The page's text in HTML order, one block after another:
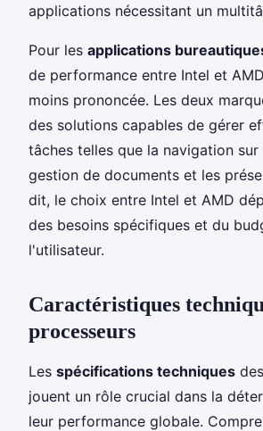
applications nécessitant un
Pour les applications
de performance entre Intel et
moins prononcée. Les deux
des solutions capables de gérer
tâches telles que la navigation sur
gestion de documents et les
dit, le choix entre Intel et AMD
des besoins spécifiques et du
l'utilisateur.
Caractéristiques
processeurs
Les spécifications techniques
jouent un rôle crucial dans la
leur performance globale.